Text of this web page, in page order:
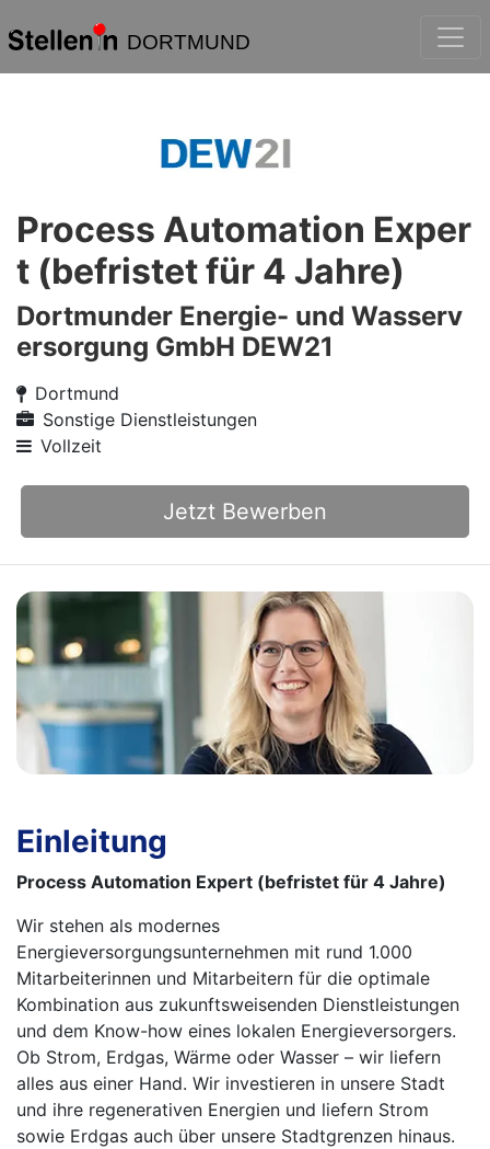
DORTMUND
Process Automation Exper
t (befristet für 4 Jahre)
Dortmunder Energie- und Wasserv
ersorgung GmbH DEW21
Dortmund
Sonstige Dienstleistungen
Vollzeit
Jetzt Bewerben
Einleitung
Process Automation Expert (befristet für 4 Jahre)
Wir stehen als modernes
Energieversorgungsunternehmen mit rund 1.000
Mitarbeiterinnen und Mitarbeitern für die optimale
Kombination aus zukunftsweisenden Dienstleistungen
und dem Know-how eines lokalen Energieversorgers.
Ob Strom, Erdgas, Wärme oder Wasser – wir liefern
alles aus einer Hand. Wir investieren in unsere Stadt
und ihre regenerativen Energien und liefern Strom
sowie Erdgas auch über unsere Stadtgrenzen hinaus.